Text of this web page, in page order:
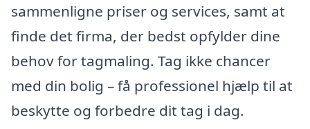
sammenligne priser og services, samt at
finde det firma, der bedst opfylder dine
behov for tagmaling. Tag ikke chancer
med din bolig – få professionel hjælp til at
beskytte og forbedre dit tag i dag.